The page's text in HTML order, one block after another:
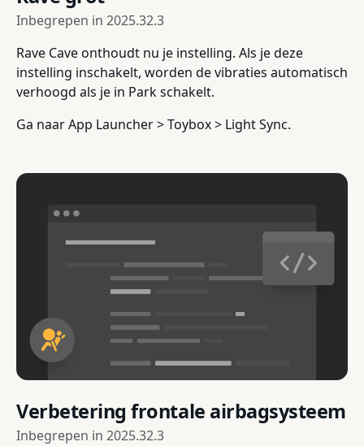
Inbegrepen in 2025.32.3
Rave Cave onthoudt nu je instelling. Als je deze
instelling inschakelt, worden de vibraties automatisch
verhoogd als je in Park schakelt.
Ga naar App Launcher > Toybox > Light Sync.
Verbetering frontale airbagsysteem
Inbegrepen in 2025.32.3